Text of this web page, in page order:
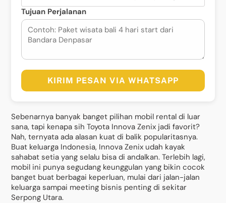
Tujuan Perjalanan
KIRIM PESAN VIA WHATSAPP
Sebenarnya banyak banget pilihan mobil rental di luar
sana, tapi kenapa sih Toyota Innova Zenix jadi favorit?
Nah, ternyata ada alasan kuat di balik popularitasnya.
Buat keluarga Indonesia, Innova Zenix udah kayak
sahabat setia yang selalu bisa di andalkan. Terlebih lagi,
mobil ini punya segudang keunggulan yang bikin cocok
banget buat berbagai keperluan, mulai dari jalan-jalan
keluarga sampai meeting bisnis penting di sekitar
Serpong Utara.